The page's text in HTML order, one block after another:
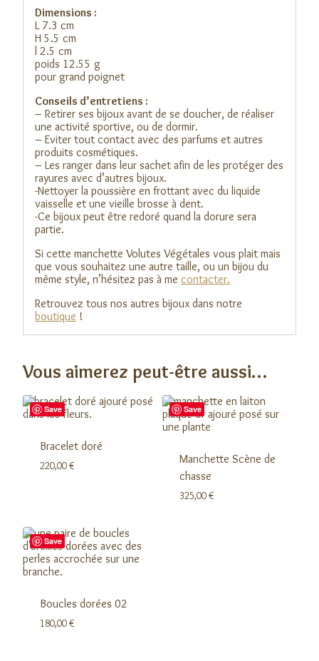
Dimensions :
L 7.3 cm
H 5.5 cm
l 2.5 cm
poids 12.55 g
pour grand poignet
Conseils d’entretiens :
– Retirer ses bijoux avant de se doucher, de réaliser
une activité sportive, ou de dormir.
– Eviter tout contact avec des parfums et autres
produits cosmétiques.
– Les ranger dans leur sachet afin de les protéger des
rayures avec d’autres bijoux.
-Nettoyer la poussière en frottant avec du liquide
vaisselle et une vieille brosse à dent.
-Ce bijoux peut être redoré quand la dorure sera
partie.
Si cette manchette Volutes Végétales vous plait mais
que vous souhaitez une autre taille, ou un bijou du
même style, n’hésitez pas à me contacter.
Retrouvez tous nos autres bijoux dans notre
boutique !
Vous aimerez peut-être aussi…
Save
Bracelet doré
220,00€
Save
Manchette Scène de
chasse
325,00€
Save
Boucles dorées 02
180,00€